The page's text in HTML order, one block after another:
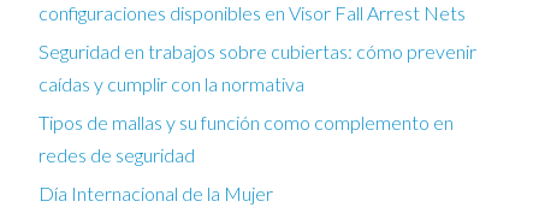
configuraciones disponibles en Visor Fall Arrest Nets
Seguridad en trabajos sobre cubiertas: cómo prevenir
caídas y cumplir con la normativa
Tipos de mallas y su función como complemento en
redes de seguridad
Día Internacional de la Mujer